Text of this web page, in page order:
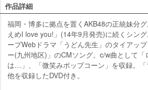
作品詳細
福岡・博多に拠点を置くAKB48の正統妹分
えめI love you!」(14年9月発売)に続くシン
ープWebドラマ「うどん先生」のタイアッ
ー(九州地区)」のCMソング。c/w曲として「
は…」、「微笑みポップコーン」を収録。
他を収録したDVD付き。